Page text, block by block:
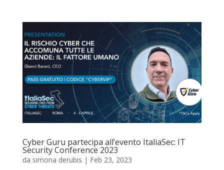
Cyber Guru partecipa all’evento ItaliaSec: IT
Security Conference 2023
da simona derubis | Feb 23, 2023